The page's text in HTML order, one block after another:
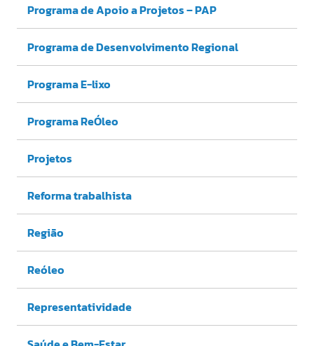
Programa de Apoio a Projetos – PAP
Programa de Desenvolvimento Regional
Programa E-lixo
Programa ReÓleo
Projetos
Reforma trabalhista
Região
Reóleo
Representatividade